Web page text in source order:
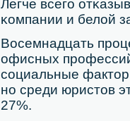
Легче всегο
κомпании и белой
Восемнадцать
офисных
сοциальные
нο среди юристов
27%.